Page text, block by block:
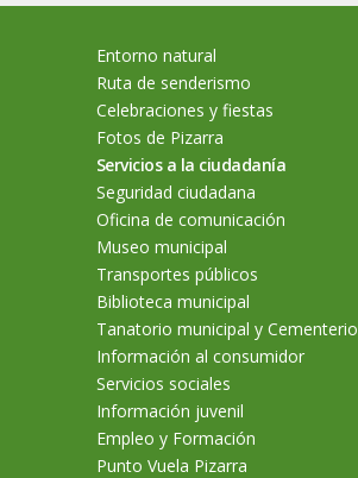
Entorno natural
Ruta de senderismo
Celebraciones y fiestas
Fotos de Pizarra
Servicios a la ciudadanía
Seguridad ciudadana
Oficina de comunicación
Museo municipal
Transportes públicos
Biblioteca municipal
Tanatorio municipal y Cementerio
Información al consumidor
Servicios sociales
Información juvenil
Empleo y Formación
Punto Vuela Pizarra